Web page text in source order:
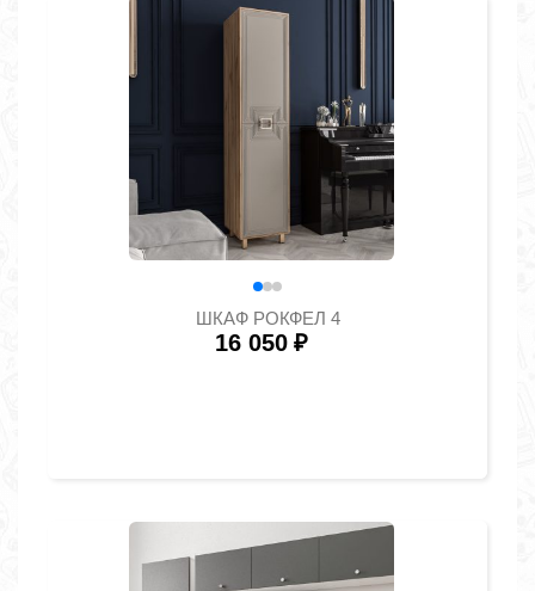
ШКАФ РОКФЕЛ 4
16 050 ₽